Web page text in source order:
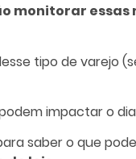
monitorar
tipo de varejo
impactar o
saber o que